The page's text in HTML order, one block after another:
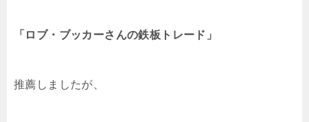
「ロブ・ブッカーさんの鉄板トレード」
推薦しましたが、